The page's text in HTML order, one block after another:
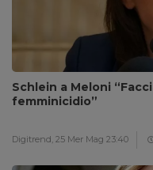
Schlein a Meloni
femminicidio”
Digitrend, 25 Mer Mag 23:40